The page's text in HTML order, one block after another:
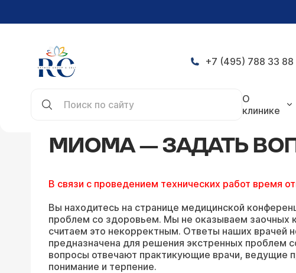
+7 (495) 788 33 88
О
клинике
МИОМА — ЗАДАТЬ
В связи с проведением технических работ время
Вы находитесь на странице медицинской
проблем со здоровьем. Мы не оказываем заочных
считаем это некорректным. Ответы наших врачей
предназначена для решения экстренных
вопросы отвечают практикующие врачи, ведущие
понимание и терпение.